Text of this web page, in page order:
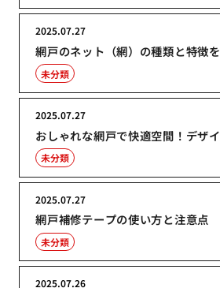
網戸のネット（網）の種類と特徴
2025.07.27
未分類
おしゃれな網戸で快適空間！デザ
2025.07.27
未分類
網戸補修テープの使い方と注意点
2025.07.27
未分類
2025.07.26